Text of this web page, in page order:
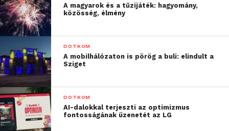
A magyarok és a tűzijáték: hagyomány,
közösség, élmény
DOTKOM
A mobilhálózaton is pörög a buli: elindult a
Sziget
DOTKOM
AI-dalokkal terjeszti az optimizmus
fontosságának üzenetét az LG